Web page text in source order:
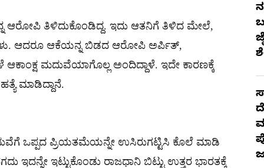
ಆರೋಪಿ ತಿಳಿದುಕೊಂಡಿದ್ದ. ಇದು ಆತನಿಗೆ ತಿಳಿದ ಮೇಲೆ,
ಆದರೂ ಆಕೆಯನ್ನ ಬಿಡದ ಆರೋಪಿ ಅರ್ಪಿತ್,
ಮದುವೆಯಾಗೊಲ್ಲ ಅಂದಿದ್ದಾಳೆ. ಇದೇ ಕಾರಣಕ್ಕೆ
ಮಾಡಿದ್ದಾನೆ.
ಒಪ್ಪದ ಪ್ರಿಯತಮೆಯನ್ನೇ ಉಸಿರುಗಟ್ಟಿಸಿ ಕೊಲೆ ಮಾಡಿ
ಇದನ್ನೇ ಇಟ್ಟುಕೊಂಡು ರಾಜಧಾನಿ ಬಿಟ್ಟು ಉತ್ತರ ಭಾರತಕ್ಕೆ